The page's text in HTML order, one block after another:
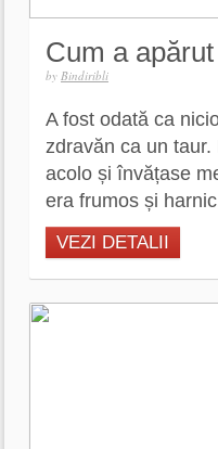
Cum a
by Bindiribli
A fost odată ca
zdravăn ca un
acolo și învățase
era frumos și
VEZI DETALII